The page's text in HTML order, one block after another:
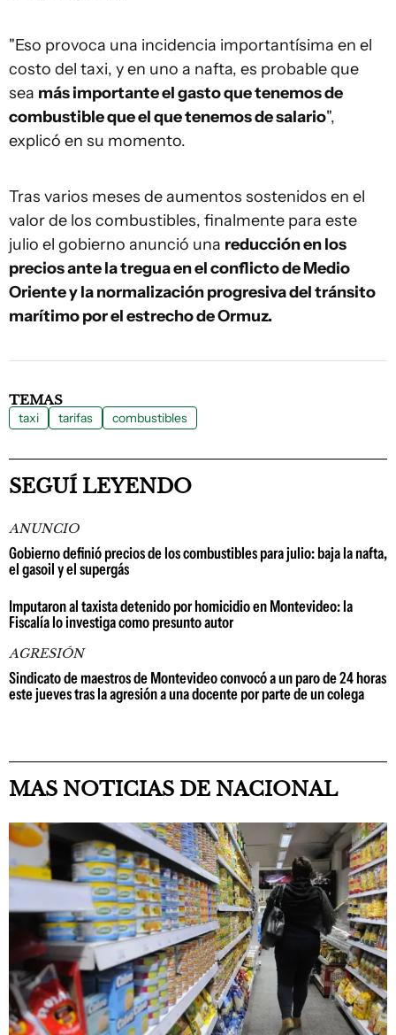
"Eso provoca una incidencia importantísima en el
costo del taxi, y en uno a nafta, es probable que
sea más importante el gasto que tenemos de
combustible que el que tenemos de salario",
explicó en su momento.
Tras varios meses de aumentos sostenidos en el
valor de los combustibles, finalmente para este
julio el gobierno anunció una reducción en los
precios ante la tregua en el conflicto de Medio
Oriente y la normalización progresiva del tránsito
marítimo por el estrecho de Ormuz.
TEMAS
taxi tarifas combustibles
SEGUÍ LEYENDO
ANUNCIO
Gobierno definió precios de los combustibles para julio: baja la nafta,
el gasoil y el supergás
Imputaron al taxista detenido por homicidio en Montevideo: la
Fiscalía lo investiga como presunto autor
AGRESIÓN
Sindicato de maestros de Montevideo convocó a un paro de 24 horas
este jueves tras la agresión a una docente por parte de un colega
MAS NOTICIAS DE NACIONAL